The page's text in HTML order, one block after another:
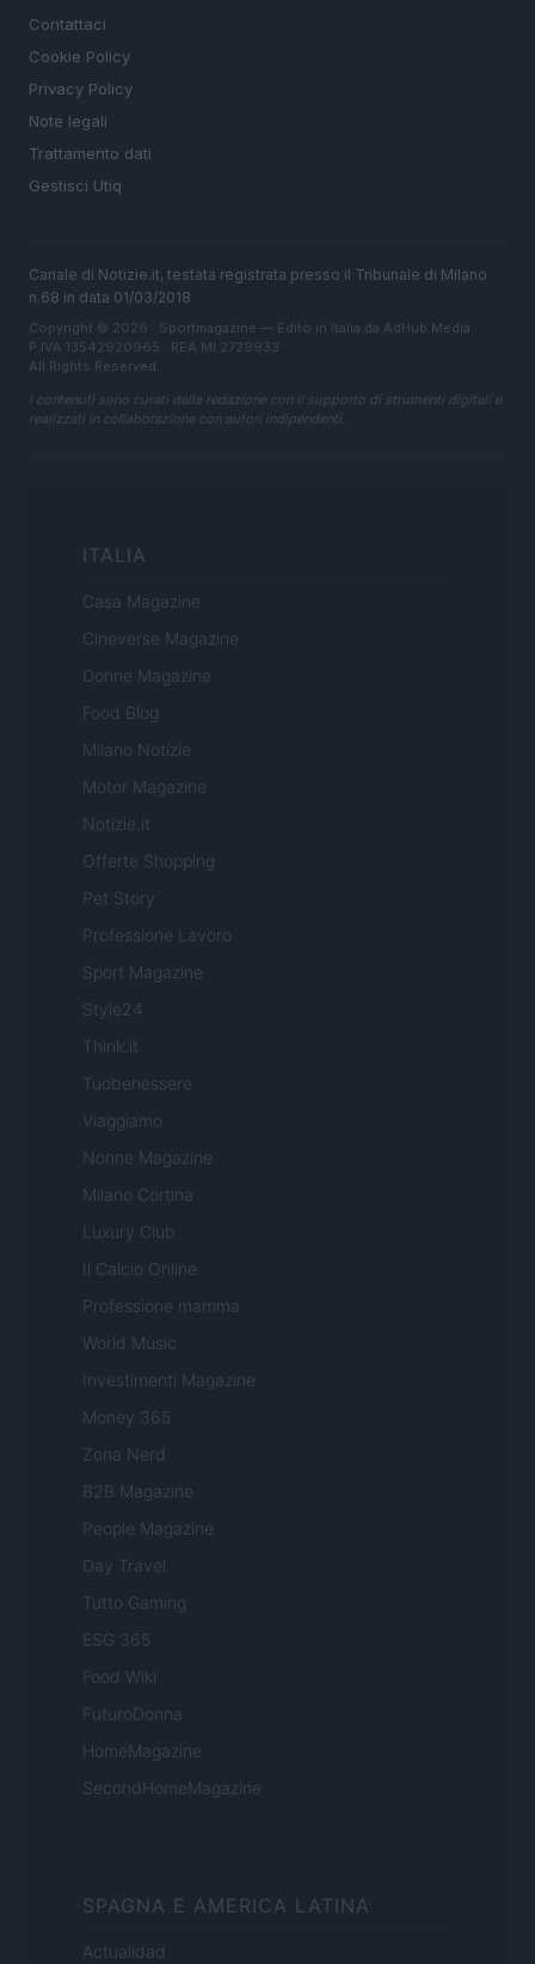
Contattaci
Cookie Policy
Privacy Policy
Note legali
Trattamento dati
Gestisci Utiq
Canale di Notizie.it, testata registrata presso il Tribunale di Milano
n.68 in data 01/03/2018
Copyright © 2026 · Sportmagazine — Edito in Italia da AdHub Media
P.IVA 13542920965 · REA MI 2729933
All Rights Reserved
I contenuti sono curati dalla redazione con il supporto di strumenti digitali e
realizzati in collaborazione con autori indipendenti.
ITALIA
Casa Magazine
Cineverse Magazine
Donne Magazine
Food Blog
Milano Notizie
Motor Magazine
Notizie.it
Offerte Shopping
Pet Story
Professione Lavoro
Sport Magazine
Style24
Think.it
Tuobenessere
Viaggiamo
Nonne Magazine
Milano Cortina
Luxury Club
Il Calcio Online
Professione mamma
World Music
Investimenti Magazine
Money 365
Zona Nerd
B2B Magazine
People Magazine
Day Travel
Tutto Gaming
ESG 365
Food Wiki
FuturoDonna
HomeMagazine
SecondHomeMagazine
SPAGNA E AMERICA LATINA
Actualidad